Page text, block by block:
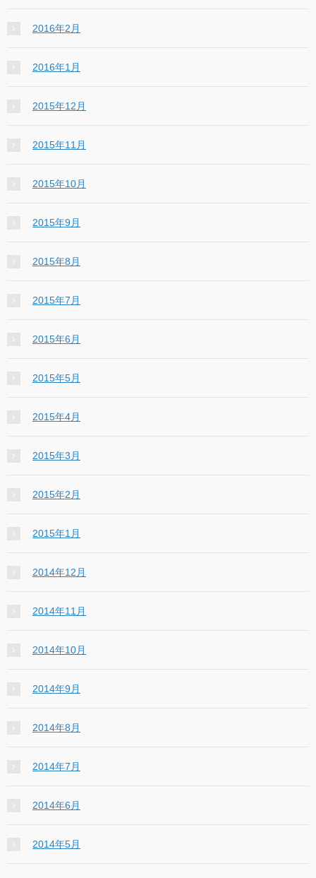
2016年2月
2016年1月
2015年12月
2015年11月
2015年10月
2015年9月
2015年8月
2015年7月
2015年6月
2015年5月
2015年4月
2015年3月
2015年2月
2015年1月
2014年12月
2014年11月
2014年10月
2014年9月
2014年8月
2014年7月
2014年6月
2014年5月